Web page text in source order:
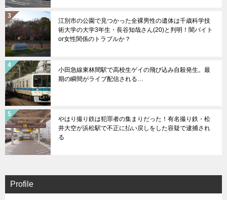
江別市の公園で見つかった全裸男性の遺体は千歳科学技
術大学の大学3年生・長谷知哉さん(20)と判明！闇バイト
or女性関係のトラブルか？
小田急線東林間駅で高校生ゲイの飛び込み自殺発生。最
期の瞬間がライブ配信される…
やはり撮り鉄は犯罪者の集まりだった！有名撮り鉄・松
井大空が浜松駅で不正に払い戻しをした容疑で逮捕され
る
Profile